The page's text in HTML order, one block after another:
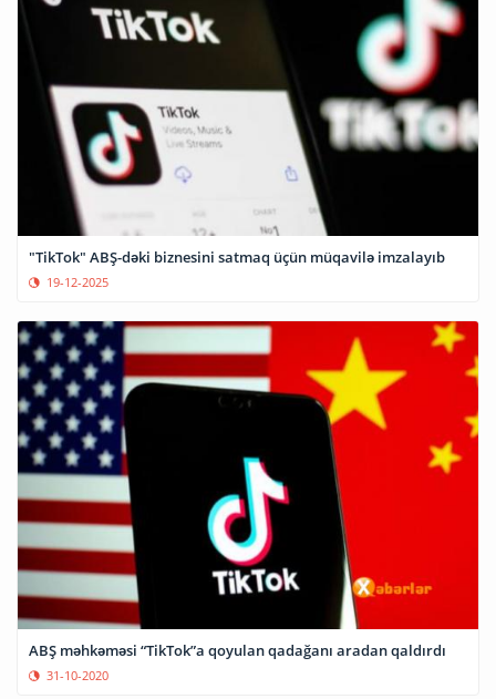
"TikTok" ABŞ-dəki biznesini satmaq üçün müqavilə imzalayıb
19-12-2025
ABŞ məhkəməsi “TikTok”a qoyulan qadağanı aradan qaldırdı
31-10-2020